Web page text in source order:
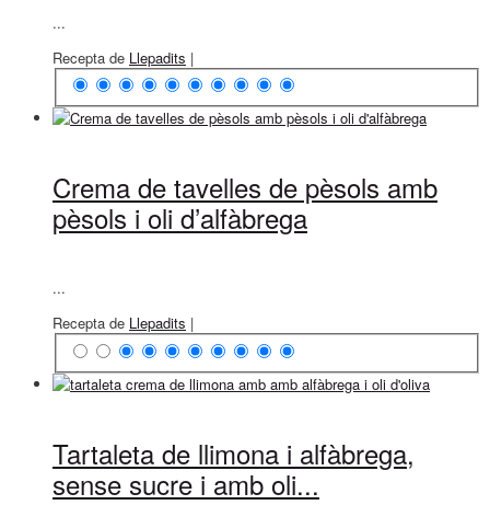
...
Recepta de Llepadits |
Crema de tavelles de pèsols amb
pèsols i oli d’alfàbrega
...
Recepta de Llepadits |
Tartaleta de llimona i alfàbrega,
sense sucre i amb oli...